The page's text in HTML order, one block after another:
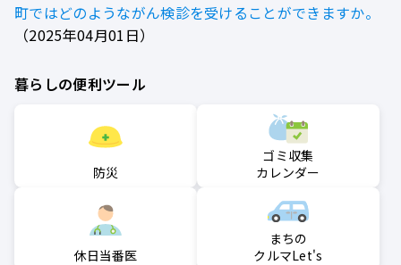
町ではどのようながん検診を受けることができますか。
2025年04月01日
暮らしの便利ツール
防災
ゴミ収集
カレンダー
休日当番医
まちの
クルマLet's